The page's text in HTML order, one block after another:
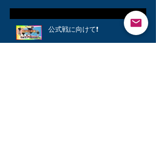
公式戦に向けて❗️